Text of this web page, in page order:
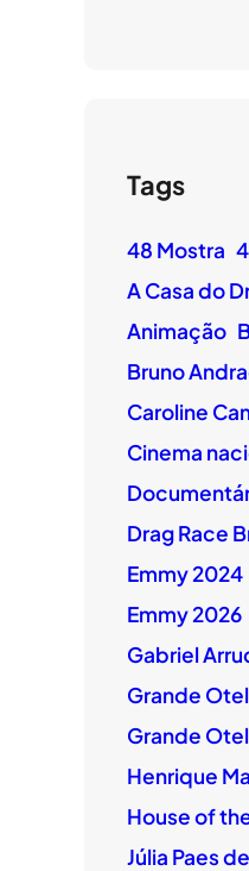
Tags
48 Mostra
A Casa do
Animação
Bruno
Caroline
Cinema
Drag Race
Emmy 2024
Emmy 2026
Gabriel
Grande
Grande
Henrique
House of
Júlia Paes